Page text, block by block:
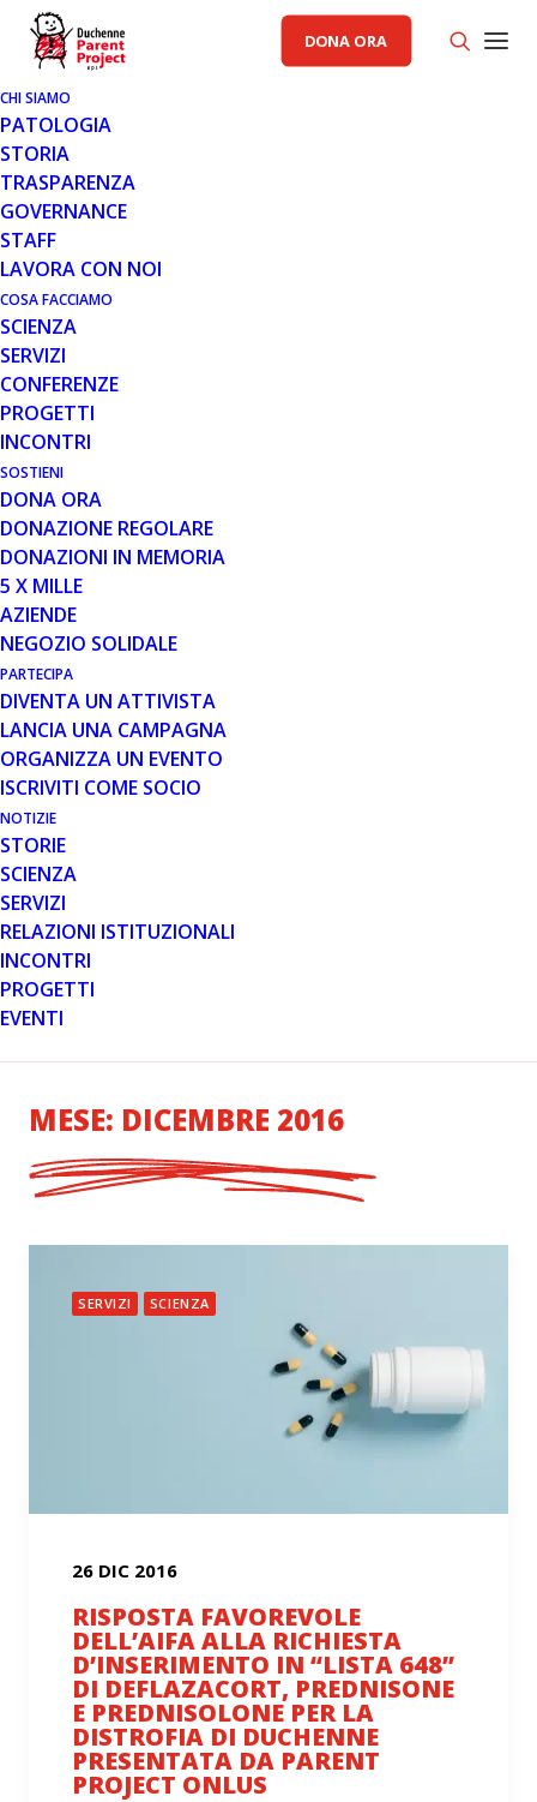
DONA ORA
CHI SIAMO
PATOLOGIA
STORIA
TRASPARENZA
GOVERNANCE
STAFF
LAVORA CON NOI
COSA FACCIAMO
SCIENZA
SERVIZI
CONFERENZE
PROGETTI
INCONTRI
SOSTIENI
DONA ORA
DONAZIONE REGOLARE
DONAZIONI IN MEMORIA
5 X MILLE
AZIENDE
NEGOZIO SOLIDALE
PARTECIPA
DIVENTA UN ATTIVISTA
LANCIA UNA CAMPAGNA
ORGANIZZA UN EVENTO
ISCRIVITI COME SOCIO
NOTIZIE
STORIE
SCIENZA
SERVIZI
RELAZIONI ISTITUZIONALI
INCONTRI
PROGETTI
EVENTI
27 DIC 2016
RAXONE® DI SANTHERA,
DESIGNATO MEDICINALE
INNOVATIVO PROMETTENTE
(PIM) E CANDIDATO IDONEO PER
L’ULTERIORE VALUTAZIONE PER
LO SCHEMA INGLESE DI ACCESSO
PRECOCE AI MEDICINALI (EARLY
ACCESS TO MEDICINES SCHEME-
EAMS) PER IL TRATTAMENTO
DELLA DISTROFIA MUSCOLARE
DI DUCHENNE
Liestal, Switzerland, 23 dicembre, 2016 – Santhera
Pharmaceuticals (SIX: SANN) annuncia di essere stata
informata che l’agenzia regolatoria per i…
Leggi tutto
MESE: DICEMBRE 2016
SERVIZI SCIENZA
26 DIC 2016
RISPOSTA FAVOREVOLE
DELL’AIFA ALLA RICHIESTA
D’INSERIMENTO IN “LISTA 648”
DI DEFLAZACORT, PREDNISONE
E PREDNISOLONE PER LA
DISTROFIA DI DUCHENNE
PRESENTATA DA PARENT
PROJECT ONLUS